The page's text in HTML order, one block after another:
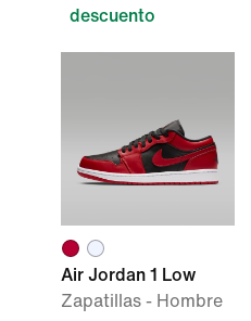
descuento
Air Jordan 1 Low
Zapatillas - Hombre